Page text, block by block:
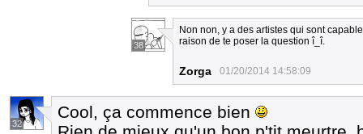
38
Non non, y a des artistes qui sont
raison de te poser la question î_î.
Zorga 01/20/2014 14:58:09
32
Cool, ça commence bien